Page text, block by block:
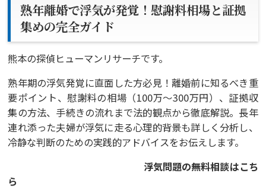
熟年離婚で浮気が発覚！慰謝料相場と証拠
集めの完全ガイド
熊本の探偵ヒューマンリサーチです。
熟年期の浮気発覚に直面した方必見！離婚前に知るべき重
要ポイント、慰謝料の相場（100万〜300万円）、証拠収
集の方法、手続きの流れまで法的観点から徹底解説。長年
連れ添った夫婦が浮気に走る心理的背景も詳しく分析し、
冷静な判断のための実践的アドバイスをお伝えします。
浮気問題の無料相談はこち
ら